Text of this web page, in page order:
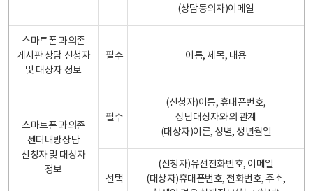
(상담동의자)이메일
스마트폰 과의존
게시판 상담 신청자
및 대상자 정보
필수 이름, 제목, 내용
스마트폰 과의존
센터내방상담
신청자 및 대상자
정보
필수
(신청자)이름, 휴대폰번호,
상담대상자와의 관계
(대상자)이른, 성별, 생년월일
선택
(신청자)유선전화번호, 이메일
(대상자)휴대폰번호, 전화번호, 주소,